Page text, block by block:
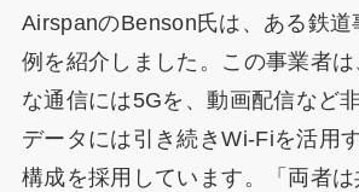
AirspanのBenson氏は、ある鉄
例を紹介しました。この事業者
な通信には5Gを、動画配信など
データには引き続きWi-Fiを活用
構成を採用しています。「両者